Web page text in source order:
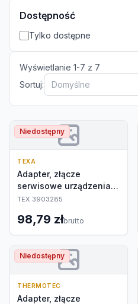
Dostępność
Tylko dostępne
Wyświetlanie 1-7 z 7
Sortuj:
Domyślne
Niedostępny
TEXA
Adapter, złącze
serwisowe urządzenia
do klimatyzacji
TEX 3903285
98,79 złbrutto
Niedostępny
THERMOTEC
Adapter, złącze